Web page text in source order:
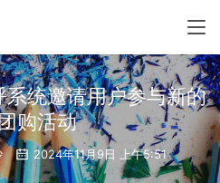
统邀请用户参与新的
购活动
2024年11月9日 上午5:51